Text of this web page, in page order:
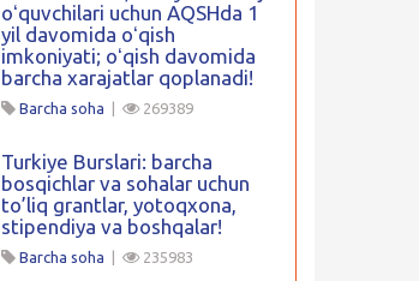
oʻquvchilari uchun AQSHda 1
yil davomida oʻqish
imkoniyati; oʻqish davomida
barcha xarajatlar qoplanadi!
Barcha soha 269389
Turkiye Burslari: barcha
bosqichlar va sohalar uchun
to’liq grantlar, yotoqxona,
stipendiya va boshqalar!
Barcha soha 235983